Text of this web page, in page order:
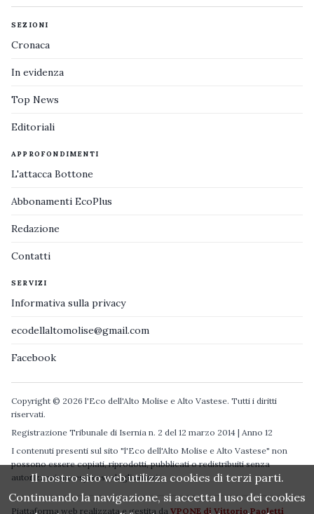
SEZIONI
Cronaca
In evidenza
Top News
Editoriali
APPROFONDIMENTI
L'attacca Bottone
Abbonamenti EcoPlus
Redazione
Contatti
SERVIZI
Informativa sulla privacy
ecodellaltomolise@gmail.com
Facebook
Copyright © 2026 l'Eco dell'Alto Molise e Alto Vastese. Tutti i diritti
riservati.
Registrazione Tribunale di Isernia n. 2 del 12 marzo 2014 | Anno 12
I contenuti presenti sul sito "l'Eco dell'Alto Molise e Alto Vastese" non
possono essere copiati, riprodotti, pubblicati o redistribuiti senza
autorizzazione espressa degli autori.
Piattaforma web realizzata e gestita da VPONE di Vittorio Paoletti
Il nostro sito web utilizza cookies di terzi parti.
Continuando la navigazione, si accetta l uso dei cookies